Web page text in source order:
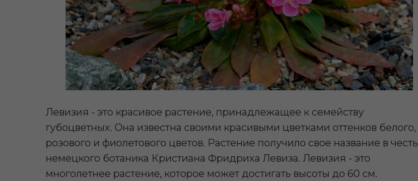
Левизия - это красивое растение, принадлежащее к семейству
губоцветных. Она известна своими красивыми цветками оттенков белого,
розового и фиолетового цветов. Растение получило свое название в честь
немецкого ботаника Кристиана Фридриха Левиза. Левизия - это
многолетнее растение, которое может достигать высоты до 60 см.